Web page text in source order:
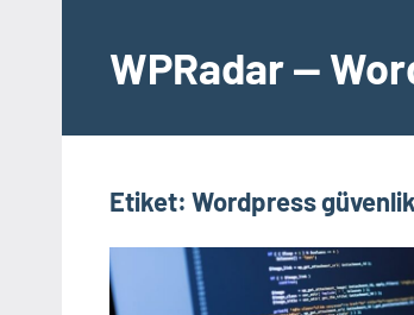
WPRadar —
Etiket: Wordpress